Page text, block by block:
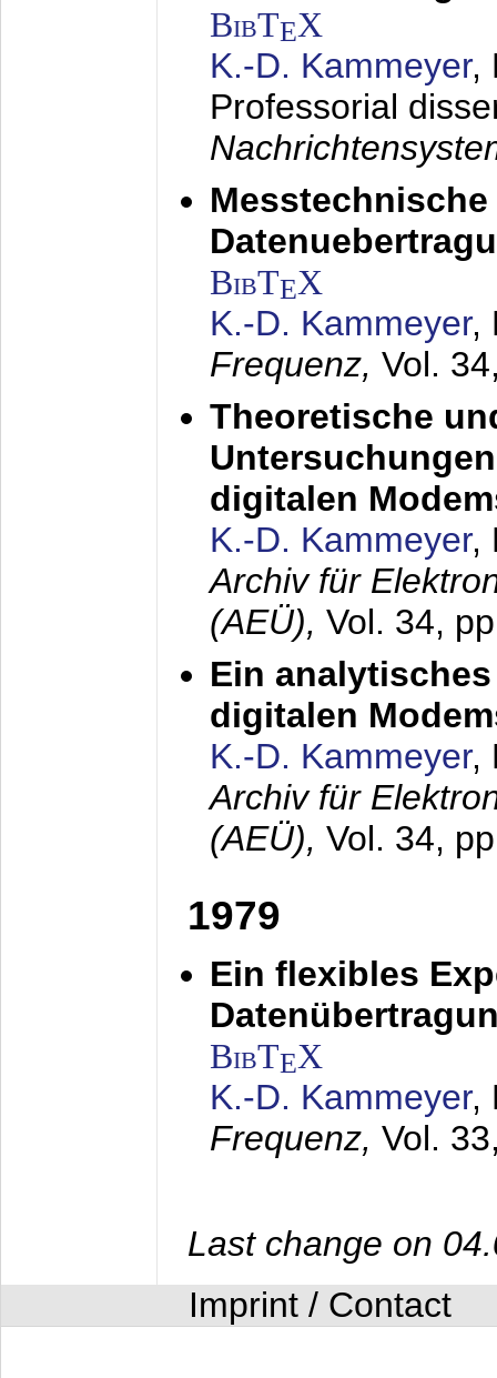
BibTEX
K.-D. Kammeyer,
Professorial
BibTEX
K.-D. Kammeyer,
Frequenz, Vol.
Theoretische
digitalen
K.-D. Kammeyer,
Archiv für
(AEÜ), Vol. 34,
Ein
digitalen
K.-D. Kammeyer,
Archiv für
(AEÜ), Vol. 34,
1979
Ein flexibles
BibTEX
K.-D. Kammeyer,
Frequenz, Vol.
Last change on
Imprint / Contact